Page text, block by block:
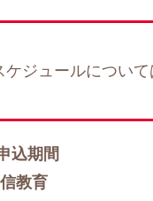
ジュールについて
込期間
教育